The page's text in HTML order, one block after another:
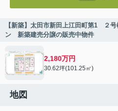
【新築】太田市新田上江田町第1 ２
ン 新築建売分譲の販売中物件
2,180万円
30.62坪(101.25㎡)
地図